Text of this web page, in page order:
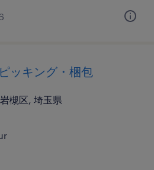
ッキング・梱包
槻区, 埼玉県